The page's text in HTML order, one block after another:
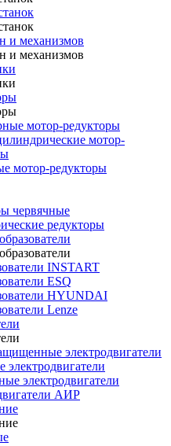
и механизмов
и механизмов
мотор-редукторы
мотор-
мотор-редукторы
червячные
редукторы
INSTART
ESQ
HYUNDAI
Lenze
электродвигатели
электродвигатели
электродвигатели
АИР